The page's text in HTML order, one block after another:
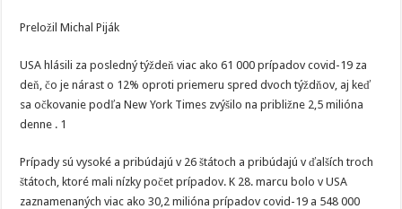
Preložil Michal Piják
USA hlásili za posledný týždeň viac ako 61 000 prípadov covid-19 za
deň, čo je nárast o 12% oproti priemeru spred dvoch týždňov, aj keď
sa očkovanie podľa New York Times zvýšilo na približne 2,5 milióna
denne . 1
Prípady sú vysoké a pribúdajú v 26 štátoch a pribúdajú v ďalších troch
štátoch, ktoré mali nízky počet prípadov. K 28. marcu bolo v USA
zaznamenaných viac ako 30,2 milióna prípadov covid-19 a 548 000